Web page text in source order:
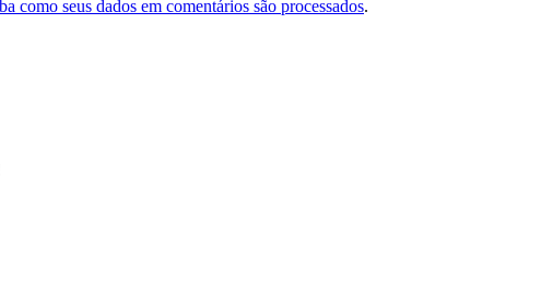
como seus dados em comentários são processados.